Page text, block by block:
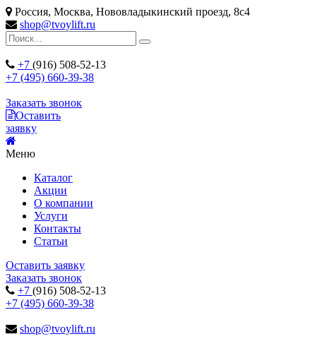
Россия, Москва, Нововладыкинский проезд, 8с4
shop@tvoylift.ru
+7 (916) 508-52-13
+7 (495) 660-39-38
Заказать звонок
Оставить
заявку
Меню
Каталог
Акции
О компании
Услуги
Контакты
Статьи
Оставить заявку
Заказать звонок
+7 (916) 508-52-13
+7 (495) 660-39-38
shop@tvoylift.ru